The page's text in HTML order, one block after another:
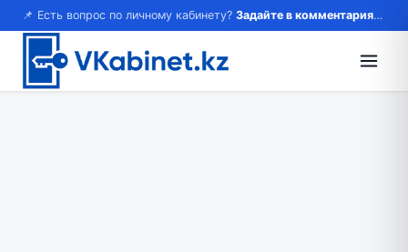
📌 Есть вопрос по личному кабинету? Задайте в комментариях — ответим!